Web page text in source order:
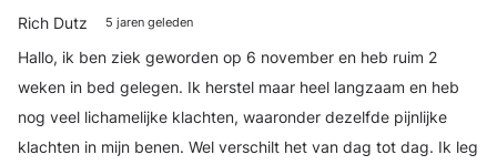
Rich Dutz 5 jaren geleden
Hallo, ik ben ziek geworden op 6 november en heb ruim 2
weken in bed gelegen. Ik herstel maar heel langzaam en heb
nog veel lichamelijke klachten, waaronder dezelfde pijnlijke
klachten in mijn benen. Wel verschilt het van dag tot dag. Ik leg